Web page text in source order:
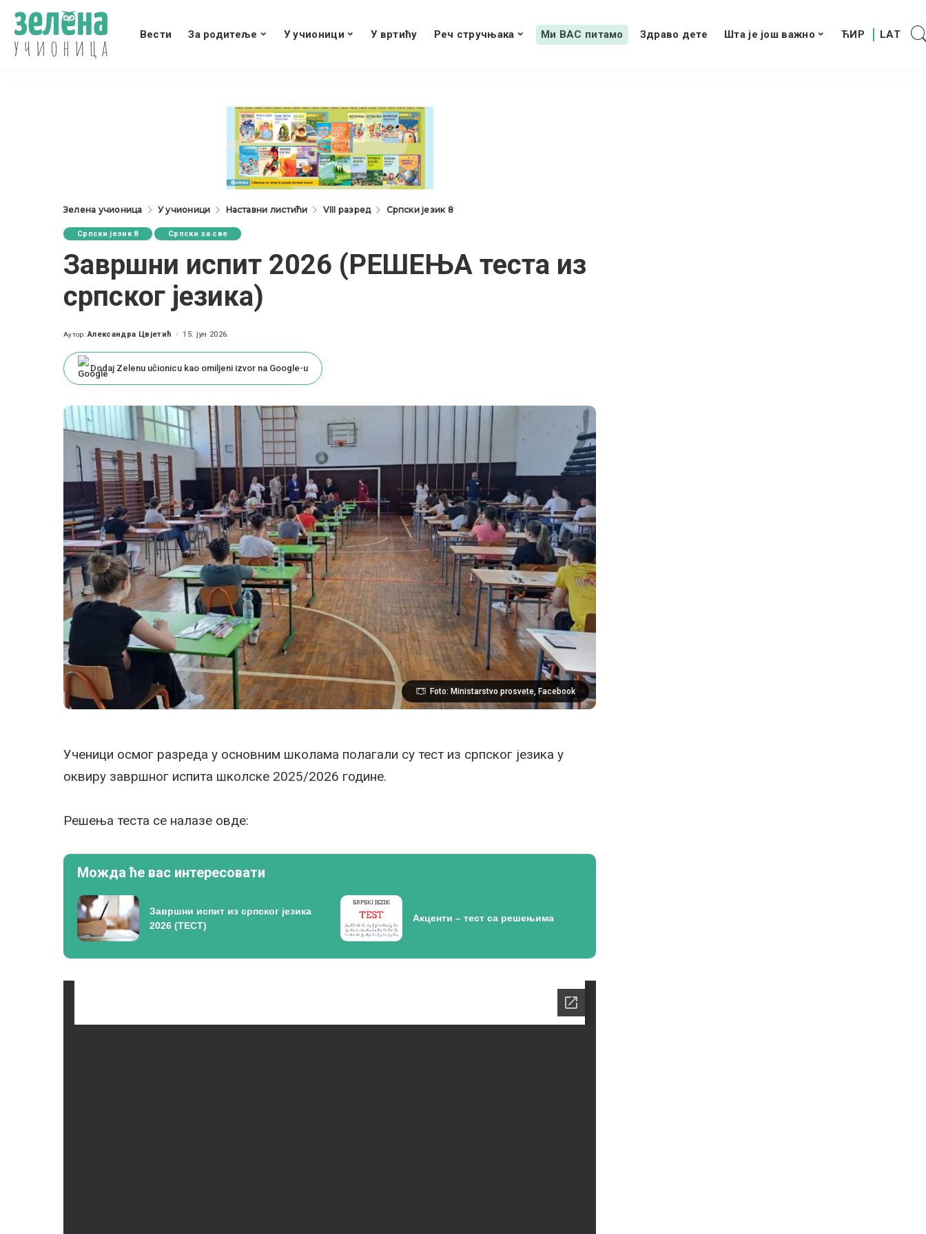
Вести За родитеље У учионици У вртићу Реч стручњака Ми ВАС питамо Здраво дете Шта је још важно
Зелена учионица У учионици Наставни листићи VIII разред Српски језик 8
Српски језик 8 Српски за све
Завршни испит 2026 (РЕШЕЊА теста из
српског језика)
Posted
Аутор: Александра Цвјетић 15. јун 2026.
Dodaj Zelenu učionicu kao omiljeni izvor na Google-u
Foto: Ministarstvo prosvete, Facebook
Ученици осмог разреда у основним школама полагали су тест из српског језика у
оквиру завршног испита школске 2025/2026 године.
Решења теста се налазе овде:
Можда ће вас интересовати
Завршни испит из српског језика
2026 (ТЕСТ)
Акценти – тест са решењима